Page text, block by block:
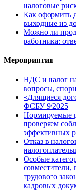
налоговые
Как оформить
выходные из
Можно ли
работника:
Мероприятия
НДС и налог на
вопросы,
«Длящиеся
ФСБУ 9/2025
Нормируемые
проверяем
эффективных
Отказ в
Особые
совместители,
трудового
кадровых